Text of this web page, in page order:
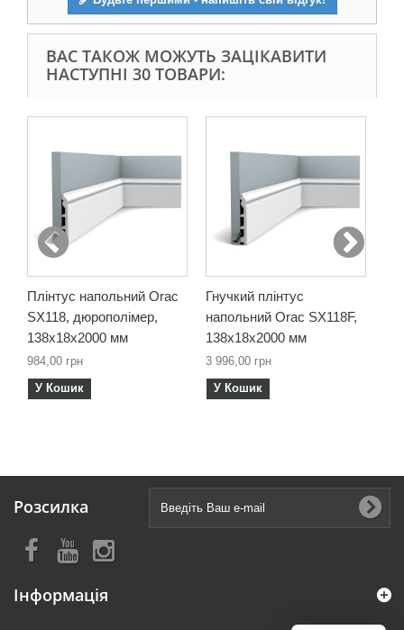
ВАС ТАКОЖ МОЖУТЬ ЗАЦІКАВИТИ
НАСТУПНІ 30 ТОВАРИ:
Плінтус напольний Orac
SX118, дюрополімер,
138х18х2000 мм
984,00 грн
У Кошик
Гнучкий плінтус
напольний Orac SX118F,
138х18х2000 мм
3 996,00 грн
У Кошик
Розсилка
Інформація